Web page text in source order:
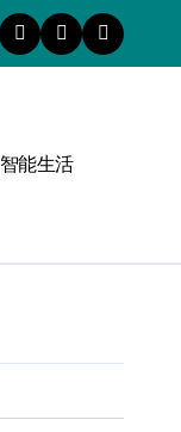
智能生活